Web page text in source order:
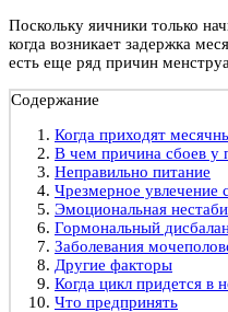
Поскольку яичники только
когда возникает задержка
есть еще ряд причин
Содержание
Когда приходят
В чем причина сбоев у
Неправильно питание
Чрезмерное увлечение
Эмоциональная
Гормональный
Заболевания
Другие факторы
Когда цикл придется в
Что предпринять